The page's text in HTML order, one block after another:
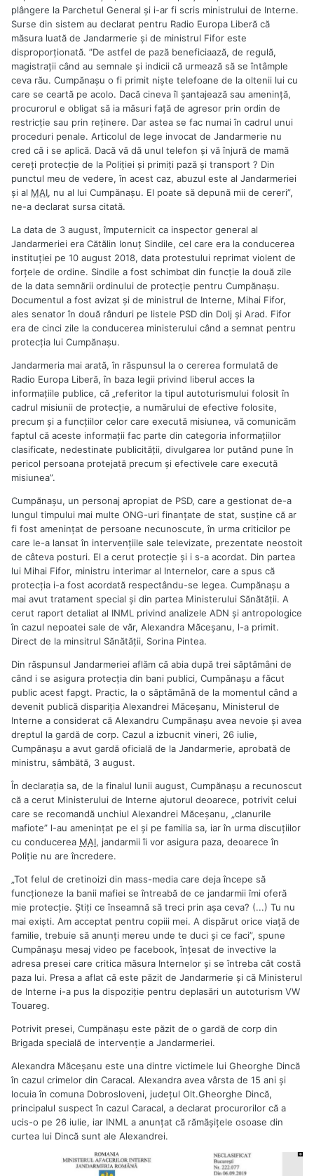
plângere la Parchetul General și i-ar fi scris ministrului de Interne.
Surse din sistem au declarat pentru Radio Europa Liberă că
măsura luată de Jandarmerie și de ministrul Fifor este
disproporționată. ”De astfel de pază beneficiaază, de regulă,
magistrații când au semnale și indicii că urmează să se întâmple
ceva rău. Cumpănașu o fi primit niște telefoane de la oltenii lui cu
care se ceartă pe acolo. Dacă cineva îl șantajează sau amenință,
procurorul e obligat să ia măsuri față de agresor prin ordin de
restricție sau prin reținere. Dar astea se fac numai în cadrul unui
proceduri penale. Articolul de lege invocat de Jandarmerie nu
cred că i se aplică. Dacă vă dă unul telefon și vă înjură de mamă
cereți protecție de la Poliției și primiți pază și transport ? Din
punctul meu de vedere, în acest caz, abuzul este al Jandarmeriei
și al MAI, nu al lui Cumpănașu. El poate să depună mii de cereri”,
ne-a declarat sursa citată.
La data de 3 august, împuternicit ca inspector general al
Jandarmeriei era Cătălin Ionuţ Sindile, cel care era la conducerea
instituţiei pe 10 august 2018, data protestului reprimat violent de
forţele de ordine. Sindile a fost schimbat din funcţie la două zile
de la data semnării ordinului de protecţie pentru Cumpănaşu.
Documentul a fost avizat şi de ministrul de Interne, Mihai Fifor,
ales senator în două rânduri pe listele PSD din Dolj şi Arad. Fifor
era de cinci zile la conducerea ministerului când a semnat pentru
protecţia lui Cumpănaşu.
Jandarmeria mai arată, în răspunsul la o cererea formulată de
Radio Europa Liberă, în baza legii privind liberul acces la
informaţiile publice, că „referitor la tipul autoturismului folosit în
cadrul misiunii de protecţie, a numărului de efective folosite,
precum şi a funcţiilor celor care execută misiunea, vă comunicăm
faptul că aceste informaţii fac parte din categoria informaţiilor
clasificate, nedestinate publicităţii, divulgarea lor putând pune în
pericol persoana protejată precum şi efectivele care execută
misiunea”.
Cumpănașu, un personaj apropiat de PSD, care a gestionat de-a
lungul timpului mai multe ONG-uri finanțate de stat, susține că ar
fi fost amenințat de persoane necunoscute, în urma criticilor pe
care le-a lansat în intervențiile sale televizate, prezentate neostoit
de câteva posturi. El a cerut protecție și i s-a acordat. Din partea
lui Mihai Fifor, ministru interimar al Internelor, care a spus că
protecția i-a fost acordată respectându-se legea. Cumpănașu a
mai avut tratament special și din partea Ministerului Sănătății. A
cerut raport detaliat al INML privind analizele ADN și antropologice
în cazul nepoatei sale de văr, Alexandra Măceșanu, l-a primit.
Direct de la minsitrul Sănătății, Sorina Pintea.
Din răspunsul Jandarmeriei aflăm că abia după trei săptămâni de
când i se asigura protecția din bani publici, Cumpănașu a făcut
public acest fapgt. Practic, la o săptămână de la momentul când a
devenit publică dispariția Alexandrei Măceșanu, Ministerul de
Interne a considerat că Alexandru Cumpănașu avea nevoie și avea
dreptul la gardă de corp. Cazul a izbucnit vineri, 26 iulie,
Cumpănașu a avut gardă oficială de la Jandarmerie, aprobată de
ministru, sâmbătă, 3 august.
În declarația sa, de la finalul lunii august, Cumpănașu a recunoscut
că a cerut Ministerului de Interne ajutorul deoarece, potrivit celui
care se recomandă unchiul Alexandrei Măceşanu, „clanurile
mafiote” l-au ameninţat pe el şi pe familia sa, iar în urma discuţiilor
cu conducerea MAI, jandarmii îi vor asigura paza, deoarece în
Poliţie nu are încredere.
„Tot felul de cretinoizi din mass-media care deja începe să
funcționeze la banii mafiei se întreabă de ce jandarmii îmi oferă
mie protecție. Știți ce înseamnă să treci prin așa ceva? (...) Tu nu
mai exiști. Am acceptat pentru copiii mei. A dispărut orice viață de
familie, trebuie să anunți mereu unde te duci și ce faci”, spune
Cumpănașu mesaj video pe facebook, înțesat de invective la
adresa presei care critica măsura Internelor și se întreba cât costă
paza lui. Presa a aflat că este păzit de Jandarmerie şi că Ministerul
de Interne i-a pus la dispoziţie pentru deplasări un autoturism VW
Touareg.
Potrivit presei, Cumpănașu este păzit de o gardă de corp din
Brigada specială de intervenție a Jandarmeriei.
Alexandra Măceșanu este una dintre victimele lui Gheorghe Dincă
în cazul crimelor din Caracal. Alexandra avea vârsta de 15 ani şi
locuia în comuna Dobrosloveni, județul Olt.Gheorghe Dincă,
principalul suspect în cazul Caracal, a declarat procurorilor că a
ucis-o pe 26 iulie, iar INML a anunțat că rămășițele osoase din
curtea lui Dincă sunt ale Alexandrei.